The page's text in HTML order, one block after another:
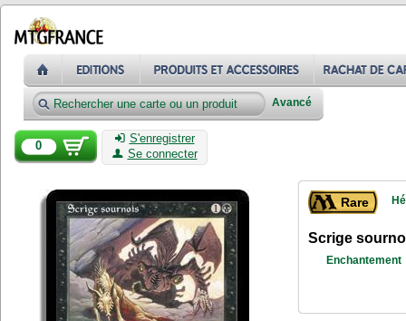
Avancé
0
S'enregistrer
Se connecter
Rare
Scrige
Enchantement